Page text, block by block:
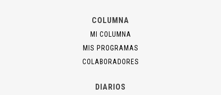
COLUMNA
MI COLUMNA
MIS PROGRAMAS
COLABORADORES
DIARIOS